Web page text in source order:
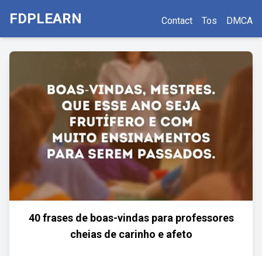
FDPLEARN Contact Tos DMCA
40 frases de boas-vindas para professores
cheias de carinho e afeto